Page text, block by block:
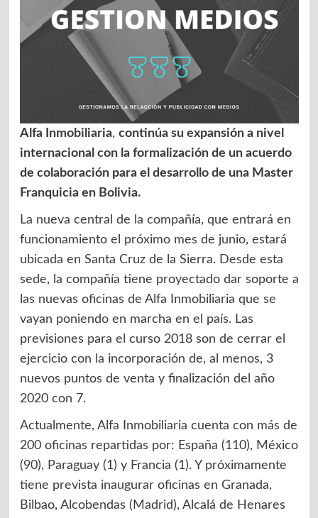
Alfa Inmobiliaria, continúa su expansión a nivel
internacional con la formalización de un acuerdo
de colaboración para el desarrollo de una Master
Franquicia en Bolivia.
La nueva central de la compañía, que entrará en
funcionamiento el próximo mes de junio, estará
ubicada en Santa Cruz de la Sierra. Desde esta
sede, la compañía tiene proyectado dar soporte a
las nuevas oficinas de Alfa Inmobiliaria que se
vayan poniendo en marcha en el país. Las
previsiones para el curso 2018 son de cerrar el
ejercicio con la incorporación de, al menos, 3
nuevos puntos de venta y finalización del año
2020 con 7.
Actualmente, Alfa Inmobiliaria cuenta con más de
200 oficinas repartidas por: España (110), México
(90), Paraguay (1) y Francia (1). Y próximamente
tiene prevista inaugurar oficinas en Granada,
Bilbao, Alcobendas (Madrid), Alcalá de Henares